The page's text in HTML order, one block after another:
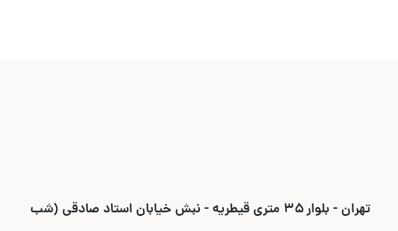
تهران - بلوار ۳۵ متری قیطریه - نبش خیابان استاد صادقی (شب